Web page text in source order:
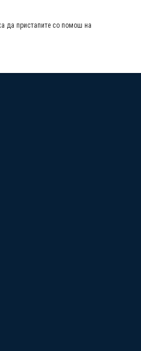
да пристапите со помош на